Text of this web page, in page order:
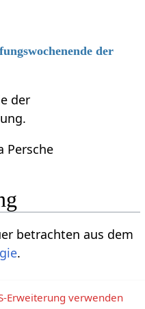
der
der
Persche
.
Erweiterung verwenden